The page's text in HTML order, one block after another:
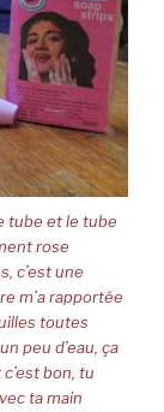
tube et le tube
rose
c’est une
m’a rapportée
toutes
peu d’eau, ça
bon, tu
ta main